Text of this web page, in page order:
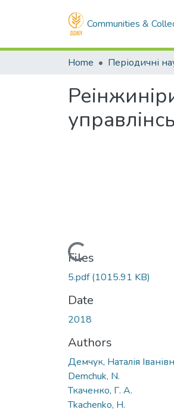
Communities &
Home
Loading...
Files
5.pdf(1015.91 KB)
Date
2018
Authors
Демчук, Наталія
Demchuk, N.
Ткаченко, Г. А.
Tkachenko, H.